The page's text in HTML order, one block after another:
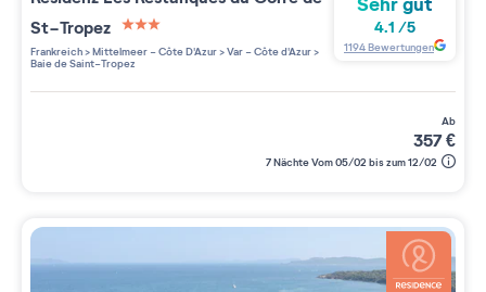
St-Tropez
3 étoiles sur 5
Frankreich>Mittelmeer - Côte D'Azur>Var - Côte d'Azur>
Baie de Saint-Tropez
4.1 /5
1194Bewertungen
ab
357€
7 Nächte Vom 05/02 bis zum 12/02